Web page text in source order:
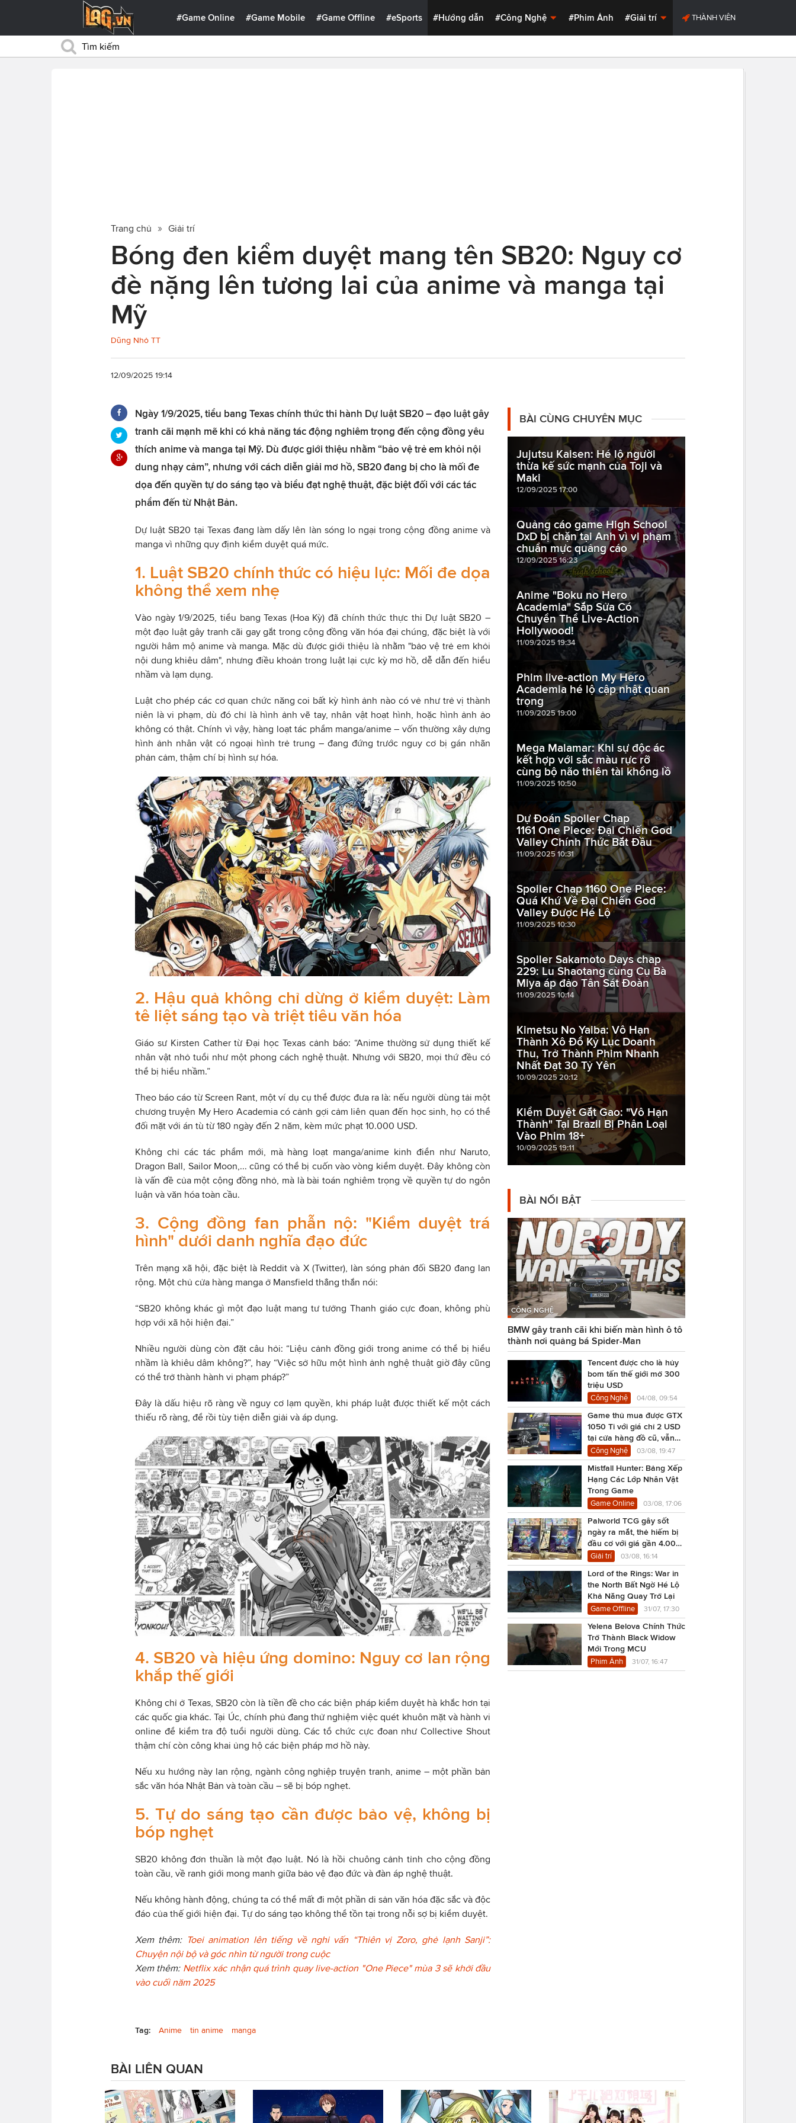
#Game Online #Game Mobile #Game Offline #eSports #Hướng dẫn #Công Nghệ #Phim Ảnh #Giải trí THÀNH VIÊN
Trang chủ Giải trí
Bóng đen kiểm duyệt mang tên SB20: Nguy cơ
đè nặng lên tương lai của anime và manga tại
Mỹ
Dũng Nhỏ TT
12/09/2025 19:14
Ngày 1/9/2025, tiểu bang Texas chính thức thi hành Dự luật SB20 – đạo luật gây
tranh cãi mạnh mẽ khi có khả năng tác động nghiêm trọng đến cộng đồng yêu
thích anime và manga tại Mỹ. Dù được giới thiệu nhằm “bảo vệ trẻ em khỏi nội
dung nhạy cảm”, nhưng với cách diễn giải mơ hồ, SB20 đang bị cho là mối đe
dọa đến quyền tự do sáng tạo và biểu đạt nghệ thuật, đặc biệt đối với các tác
phẩm đến từ Nhật Bản.
Dự luật SB20 tại Texas đang làm dấy lên làn sóng lo ngại trong cộng đồng anime và
manga vì những quy định kiểm duyệt quá mức.
1. Luật SB20 chính thức có hiệu lực: Mối đe dọa
không thể xem nhẹ
Vào ngày 1/9/2025, tiểu bang Texas (Hoa Kỳ) đã chính thức thực thi Dự luật SB20 –
một đạo luật gây tranh cãi gay gắt trong cộng đồng văn hóa đại chúng, đặc biệt là với
người hâm mộ anime và manga. Mặc dù được giới thiệu là nhằm "bảo vệ trẻ em khỏi
nội dung khiêu dâm", nhưng điều khoản trong luật lại cực kỳ mơ hồ, dễ dẫn đến hiểu
nhầm và lạm dụng.
Luật cho phép các cơ quan chức năng coi bất kỳ hình ảnh nào có vẻ như trẻ vị thành
niên là vi phạm, dù đó chỉ là hình ảnh vẽ tay, nhân vật hoạt hình, hoặc hình ảnh ảo
không có thật. Chính vì vậy, hàng loạt tác phẩm manga/anime – vốn thường xây dựng
hình ảnh nhân vật có ngoại hình trẻ trung – đang đứng trước nguy cơ bị gán nhãn
phản cảm, thậm chí bị hình sự hóa.
2. Hậu quả không chỉ dừng ở kiểm duyệt: Làm
tê liệt sáng tạo và triệt tiêu văn hóa
Giáo sư Kirsten Cather từ Đại học Texas cảnh báo: “Anime thường sử dụng thiết kế
nhân vật nhỏ tuổi như một phong cách nghệ thuật. Nhưng với SB20, mọi thứ đều có
thể bị hiểu nhầm.”
Theo báo cáo từ Screen Rant, một ví dụ cụ thể được đưa ra là: nếu người dùng tải một
chương truyện My Hero Academia có cảnh gợi cảm liên quan đến học sinh, họ có thể
đối mặt với án tù từ 180 ngày đến 2 năm, kèm mức phạt 10.000 USD.
Không chỉ các tác phẩm mới, mà hàng loạt manga/anime kinh điển như Naruto,
Dragon Ball, Sailor Moon,... cũng có thể bị cuốn vào vòng kiểm duyệt. Đây không còn
là vấn đề của một cộng đồng nhỏ, mà là bài toán nghiêm trọng về quyền tự do ngôn
luận và văn hóa toàn cầu.
3. Cộng đồng fan phẫn nộ: "Kiểm duyệt trá
hình" dưới danh nghĩa đạo đức
Trên mạng xã hội, đặc biệt là Reddit và X (Twitter), làn sóng phản đối SB20 đang lan
rộng. Một chủ cửa hàng manga ở Mansfield thẳng thắn nói:
“SB20 không khác gì một đạo luật mang tư tưởng Thanh giáo cực đoan, không phù
hợp với xã hội hiện đại.”
Nhiều người dùng còn đặt câu hỏi: “Liệu cảnh đồng giới trong anime có thể bị hiểu
nhầm là khiêu dâm không?”, hay “Việc sở hữu một hình ảnh nghệ thuật giờ đây cũng
có thể trở thành hành vi phạm pháp?”
Đây là dấu hiệu rõ ràng về nguy cơ lạm quyền, khi pháp luật được thiết kế một cách
thiếu rõ ràng, để rồi tùy tiện diễn giải và áp dụng.
4. SB20 và hiệu ứng domino: Nguy cơ lan rộng
khắp thế giới
Không chỉ ở Texas, SB20 còn là tiền đề cho các biện pháp kiểm duyệt hà khắc hơn tại
các quốc gia khác. Tại Úc, chính phủ đang thử nghiệm việc quét khuôn mặt và hành vi
online để kiểm tra độ tuổi người dùng. Các tổ chức cực đoan như Collective Shout
thậm chí còn công khai ủng hộ các biện pháp mơ hồ này.
Nếu xu hướng này lan rộng, ngành công nghiệp truyện tranh, anime – một phần bản
sắc văn hóa Nhật Bản và toàn cầu – sẽ bị bóp nghẹt.
5. Tự do sáng tạo cần được bảo vệ, không bị
bóp nghẹt
SB20 không đơn thuần là một đạo luật. Nó là hồi chuông cảnh tỉnh cho cộng đồng
toàn cầu, về ranh giới mong manh giữa bảo vệ đạo đức và đàn áp nghệ thuật.
Nếu không hành động, chúng ta có thể mất đi một phần di sản văn hóa đặc sắc và độc
đáo của thế giới hiện đại. Tự do sáng tạo không thể tồn tại trong nỗi sợ bị kiểm duyệt.
Xem thêm: Toei animation lên tiếng về nghi vấn “Thiên vị Zoro, ghẻ lạnh Sanji”:
Chuyện nội bộ và góc nhìn từ người trong cuộc
Xem thêm: Netflix xác nhận quá trình quay live-action "One Piece" mùa 3 sẽ khởi đầu
vào cuối năm 2025
Tag: Anime tin anime manga
BÀI CÙNG CHUYÊN MỤC
Jujutsu Kaisen: Hé lộ người
thừa kế sức mạnh của Toji và
Maki
12/09/2025 17:00
Quảng cáo game High School
DxD bị chặn tại Anh vì vi phạm
chuẩn mực quảng cáo
12/09/2025 16:23
Anime "Boku no Hero
Academia" Sắp Sửa Có
Chuyển Thể Live-Action
Hollywood!
11/09/2025 19:34
Phim live-action My Hero
Academia hé lộ cập nhật quan
trọng
11/09/2025 19:00
Mega Malamar: Khi sự độc ác
kết hợp với sắc màu rực rỡ
cùng bộ não thiên tài khổng lồ
11/09/2025 10:50
Dự Đoán Spoiler Chap
1161 One Piece: Đại Chiến God
Valley Chính Thức Bắt Đầu
11/09/2025 10:31
Spoiler Chap 1160 One Piece:
Quá Khứ Về Đại Chiến God
Valley Được Hé Lộ
11/09/2025 10:30
Spoiler Sakamoto Days chap
229: Lu Shaotang cùng Cụ Bà
Miya áp đảo Tân Sát Đoàn
11/09/2025 10:14
Kimetsu No Yaiba: Vô Hạn
Thành Xô Đổ Kỷ Lục Doanh
Thu, Trở Thành Phim Nhanh
Nhất Đạt 30 Tỷ Yên
10/09/2025 20:12
Kiểm Duyệt Gắt Gao: "Vô Hạn
Thành" Tại Brazil Bị Phân Loại
Vào Phim 18+
10/09/2025 19:11
BÀI NỔI BẬT
CÔNG NGHỆ
BMW gây tranh cãi khi biến màn hình ô tô
thành nơi quảng bá Spider-Man
Tencent được cho là hủy
bom tấn thế giới mở 300
triệu USD
Công Nghệ 04/08, 09:54
Game thủ mua được GTX
1050 Ti với giá chỉ 2 USD
tại cửa hàng đồ cũ, vẫn
chạy Cyberpunk 2077
Công Nghệ 03/08, 19:47
Mistfall Hunter: Bảng Xếp
Hạng Các Lớp Nhân Vật
Trong Game
Game Online 03/08, 17:06
Palworld TCG gây sốt
ngày ra mắt, thẻ hiếm bị
đầu cơ với giá gần 4.000
USD
Giải trí 03/08, 16:14
Lord of the Rings: War in
the North Bất Ngờ Hé Lộ
Khả Năng Quay Trở Lại
Game Offline 31/07, 17:30
Yelena Belova Chính Thức
Trở Thành Black Widow
Mới Trong MCU
Phim Ảnh 31/07, 16:47
BÀI LIÊN QUAN